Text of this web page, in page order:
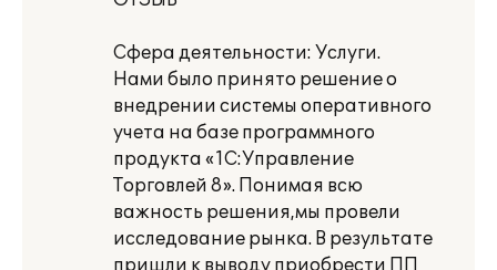
Сфера деятельности: Услуги.
Нами было принято решение о
внедрении системы оперативного
учета на базе программного
продукта «1С:Управление
Торговлей 8». Понимая всю
важность решения,мы провели
исследование рынка. В результате
пришли к выводу приобрести ПП